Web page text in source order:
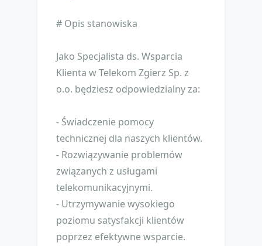
# Opis stanowiska
Jako Specjalista ds. Wsparcia
Klienta w Telekom Zgierz Sp. z
o.o. będziesz odpowiedzialny za:
- Świadczenie pomocy
technicznej dla naszych klientów.
- Rozwiązywanie problemów
związanych z usługami
telekomunikacyjnymi.
- Utrzymywanie wysokiego
poziomu satysfakcji klientów
poprzez efektywne wsparcie.